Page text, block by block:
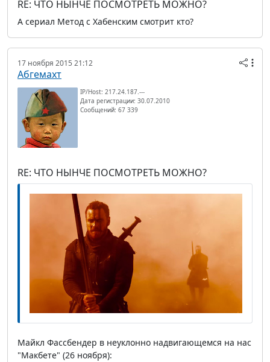
RE: ЧТО НЫНЧЕ ПОСМОТРЕТЬ МОЖНО?
А сериал Метод с Хабенским смотрит кто?
17 ноября 2015 21:12
Абгемахт
IP/Host: 217.24.187.---
Дата регистрации: 30.07.2010
Сообщений: 67 339
RE: ЧТО НЫНЧЕ ПОСМОТРЕТЬ МОЖНО?
Майкл Фассбендер в неуклонно надвигающемся на нас
"Макбете" (26 ноября):